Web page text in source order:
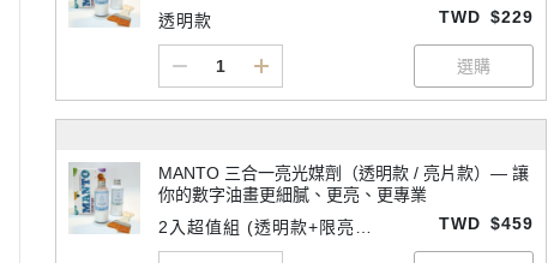
透明款
TWD $229
MANTO 三合一亮光媒劑（透明款 / 亮片款）— 讓
你的數字油畫更細膩、更亮、更專業
2入超值組 (透明款+限亮款
TWD $459